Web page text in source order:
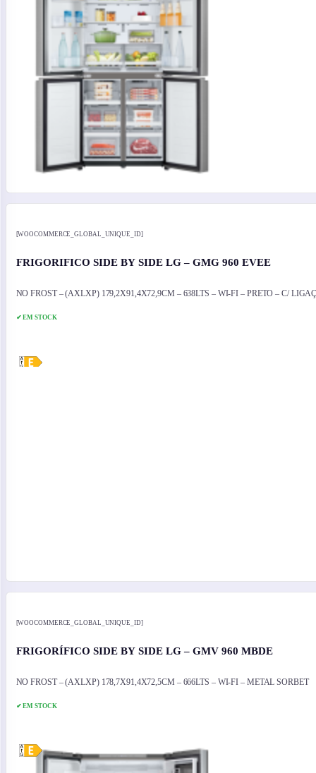
[WOOCOMMERCE_GLOBAL_UNIQUE_ID]
FRIGORIFICO SIDE BY SIDE LG – GMG 960 EVEE
NO FROST – (AXLXP) 179,2X91,4X72,9CM – 638LTS – WI-FI – PRETO – C/
✔ EM STOCK
[WOOCOMMERCE_GLOBAL_UNIQUE_ID]
FRIGORÍFICO SIDE BY SIDE LG – GMV 960 MBDE
NO FROST – (AXLXP) 178,7X91,4X72,5CM – 666LTS – WI-FI – METAL SORBET
✔ EM STOCK